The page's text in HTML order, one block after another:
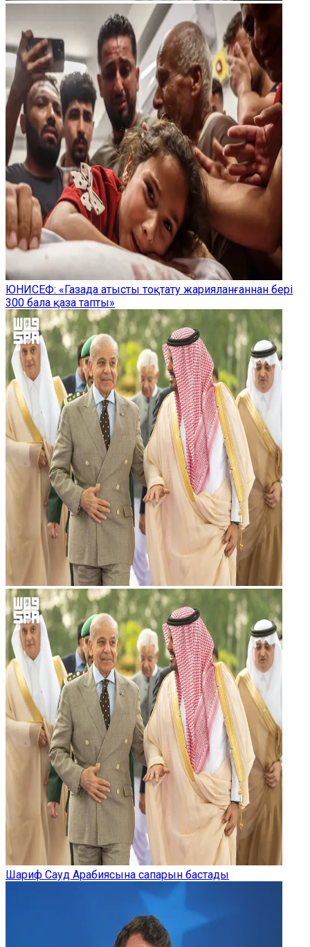
ЮНИСЕФ: «Газада атысты тоқтату жарияланғаннан бері
300 бала қаза тапты»
Шариф Сауд Арабиясына сапарын бастады